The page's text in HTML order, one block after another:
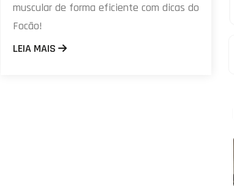
muscular de forma eficiente com dicas do
Focão!
LEIA MAIS